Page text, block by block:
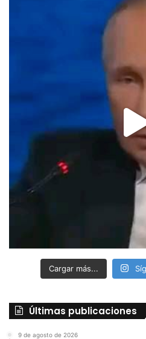
Cargar más...
Últimas publicaciones
9 de agosto de 2026